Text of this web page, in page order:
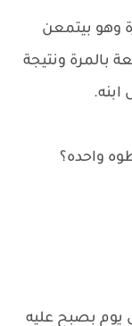
وهو بيتمعن
بالمرة ونتيجة
واحده؟
يوم بصبح عليه